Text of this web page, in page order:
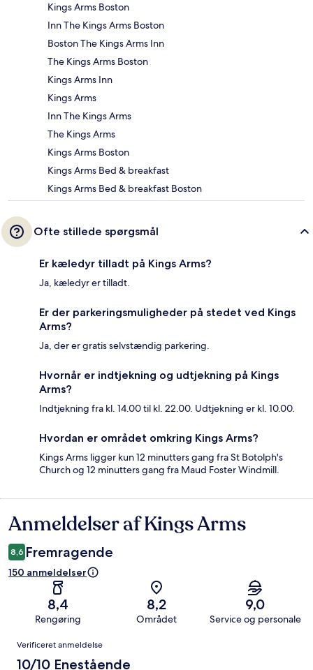
Kings Arms Boston
Inn The Kings Arms Boston
Boston The Kings Arms Inn
The Kings Arms Boston
Kings Arms Inn
Kings Arms
Inn The Kings Arms
The Kings Arms
Kings Arms Boston
Kings Arms Bed & breakfast
Kings Arms Bed & breakfast Boston
Ofte stillede spørgsmål
Er kæledyr tilladt på Kings Arms?
Ja, kæledyr er tilladt.
Er der parkeringsmuligheder på stedet ved Kings
Arms?
Ja, der er gratis selvstændig parkering.
Hvornår er indtjekning og udtjekning på Kings
Arms?
Indtjekning fra kl. 14.00 til kl. 22.00. Udtjekning er kl. 10.00.
Hvordan er området omkring Kings Arms?
Kings Arms ligger kun 12 minutters gang fra St Botolph's
Church og 12 minutters gang fra Maud Foster Windmill.
Anmeldelser
Anmeldelser af Kings Arms
8,6 Fremragende
150 anmeldelser
8,4
Rengøring
8,2
Området
9,0
Service og personale
Anmeldelser
Verificeret anmeldelse
10/10 Enestående